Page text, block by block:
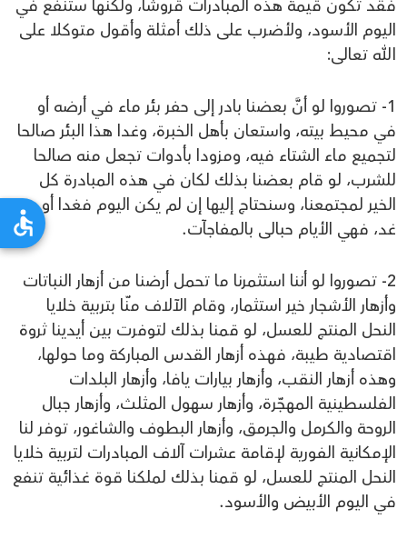
فقد تكون قيمة هذه المبادرات قروشا، ولكنها ستنفع في
اليوم الأسود، ولأضرب على ذلك أمثلة وأقول متوكلا على
الله تعالى:
1- تصوروا لو أنَّ بعضنا بادر إلى حفر بئر ماء في أرضه أو
في محيط بيته، واستعان بأهل الخبرة، وغدا هذا البئر صالحا
لتجميع ماء الشتاء فيه، ومزودا بأدوات تجعل منه صالحا
للشرب، لو قام بعضنا بذلك لكان في هذه المبادرة كل
الخير لمجتمعنا، وسنحتاج إليها إن لم يكن اليوم فغدا أو بعد
غد، فهي الأيام حبالى بالمفاجآت.
2- تصوروا لو أننا استثمرنا ما تحمل أرضنا من أزهار النباتات
وأزهار الأشجار خير استثمار، وقام الآلاف منّا بتربية خلايا
النحل المنتج للعسل، لو قمنا بذلك لتوفرت بين أيدينا ثروة
اقتصادية طيبة، فهذه أزهار القدس المباركة وما حولها،
وهذه أزهار النقب، وأزهار بيارات يافا، وأزهار البلدات
الفلسطينية المهجّرة، وأزهار سهول المثلث، وأزهار جبال
الروحة والكرمل والجرمق، وأزهار البطوف والشاغور، توفر لنا
الإمكانية الفورية لإقامة عشرات آلاف المبادرات لتربية خلايا
النحل المنتج للعسل، لو قمنا بذلك لملكنا قوة غذائية تنفع
في اليوم الأبيض والأسود.